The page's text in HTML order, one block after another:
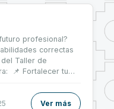
profesional?
correctas
Taller de
📌 Fortalecer tu
laboral 💼
Ver más